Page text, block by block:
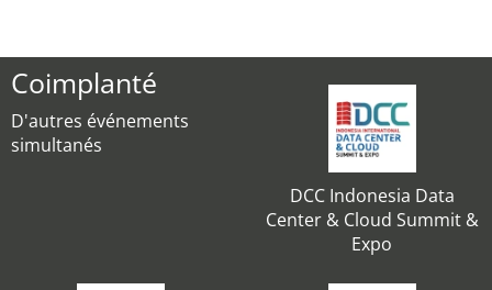
Coimplanté
D'autres événements
simultanés
DCC Indonesia Data
Center & Cloud Summit &
Expo